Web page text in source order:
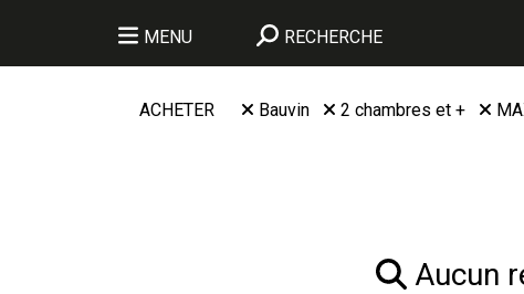
MENU RECHERCHE
ACHETER Bauvin 2 chambres et +
Aucun